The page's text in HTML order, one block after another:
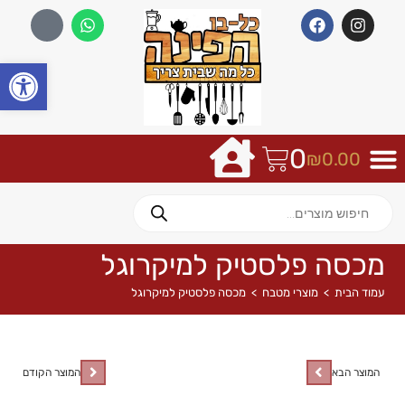
₪0.00
0
מכסה פלסטיק למיקרוגל
עמוד הבית > מוצרי מטבח > מכסה פלסטיק למיקרוגל
המוצר הקודם המוצר הבא